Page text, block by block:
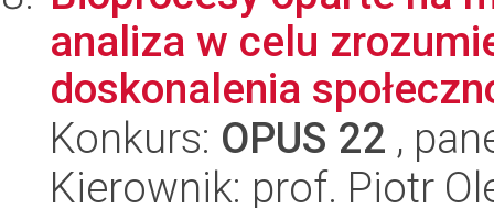
analiza w celu
doskonalenia
Konkurs: OPUS 22 ,
Kierownik: prof. Piotr